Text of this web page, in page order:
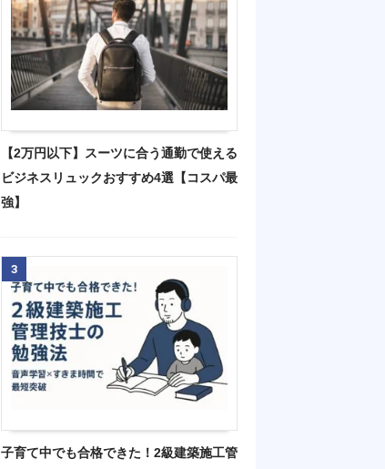
【2万円以下】スーツに合う通勤で使える
ビジネスリュックおすすめ4選【コスパ最
強】
3
子育て中でも合格できた！2級建築施工管